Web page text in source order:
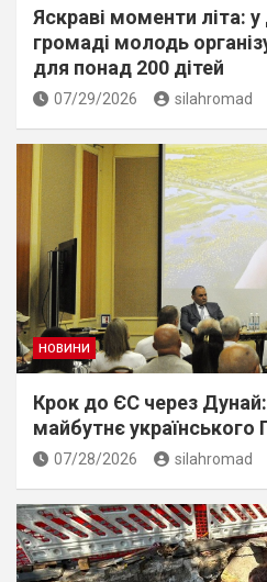
Яскраві моменти літа:
громаді молодь
для понад 200 дітей
07/29/2026 silahromad
НОВИНИ
Крок до ЄС через
майбутнє українського
07/28/2026 silahromad